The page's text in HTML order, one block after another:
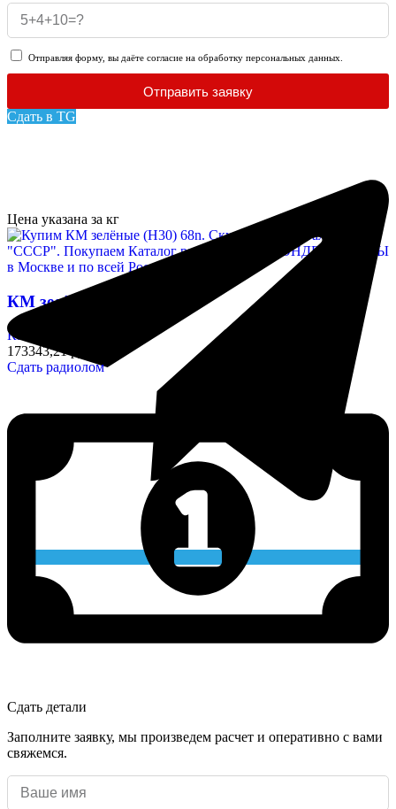
Отправляя форму, вы даёте согласие на обработку персональных данных.
Отправить заявку
Сдать в TG
Цена указана за кг
КМ зелёные (Н30) 68n
Конденсаторы
173343,21 руб/кг
Сдать радиолом
Сдать детали
Заполните заявку, мы произведем расчет и оперативно с вами
свяжемся.